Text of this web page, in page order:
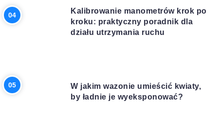
Kalibrowanie manometrów krok po
kroku: praktyczny poradnik dla
działu utrzymania ruchu
W jakim wazonie umieścić kwiaty,
by ładnie je wyeksponować?